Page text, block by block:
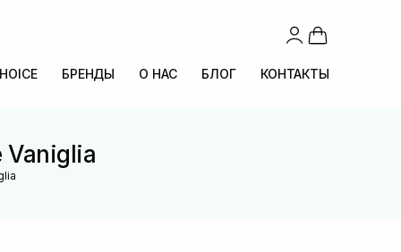
БРЕНДЫ О НАС БЛОГ КОНТАКТЫ
Vaniglia